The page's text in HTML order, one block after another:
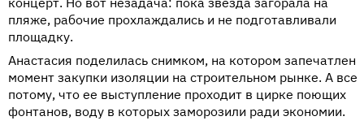
пляже, рабочие прохлаждались и не подготавливали
площадку.
Анастасия поделилась снимком, на котором запечатлен
момент закупки изоляции на строительном рынке. А все
потому, что ее выступление проходит в цирке поющих
фонтанов, воду в которых заморозили ради экономии.